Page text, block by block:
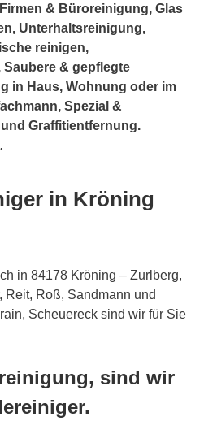
& Büroreinigung, Glas
Unterhaltsreinigung,
reinigen,
& gepflegte
in Haus, Wohnung oder im
Spezial &
Graffitientfernung.
in Kröning
in 84178 Kröning – Zurlberg,
Reit, Roß, Sandmann und
Scheuereck sind wir für Sie
sind wir